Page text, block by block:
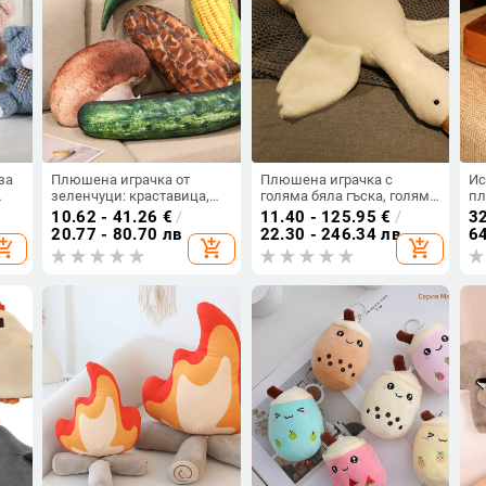
Плюшена играчка от
зеленчуци: краставица,
царевица и гъба за
домашен декор
10.62 - 41.26 € /
20.77 - 80.70 лв
add_shopping_cart
Плюшена играчка с
голяма бяла гъска, голяма
гъска, кукла, гъска,
патица, възглавница за
спане, кукла, подарък на
едро
11.40 - 125.95 € /
22.30 - 246.34 лв
add_shopping_cart